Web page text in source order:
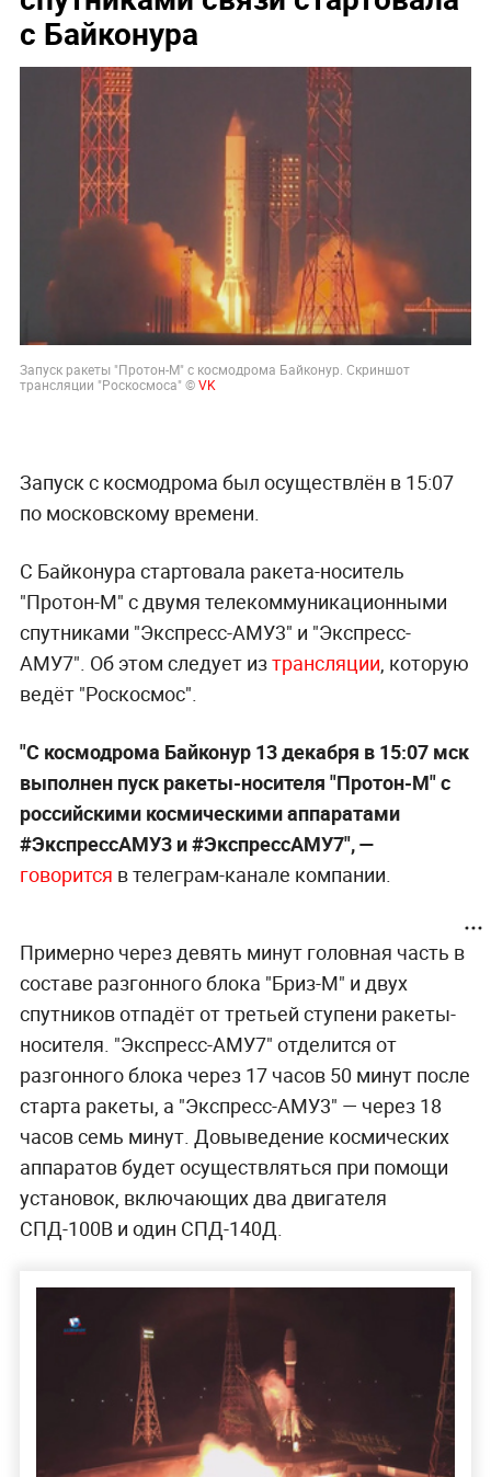
с Байконура
Запуск ракеты "Протон-М" с космодрома Байконур. Скриншот
трансляции "Роскосмоса" ©VK
Запуск с космодрома был осуществлён в 15:07
по московскому времени.
С Байконура стартовала ракета-носитель
"Протон-М" с двумя телекоммуникационными
спутниками "Экспресс-АМУ3" и "Экспресс-
АМУ7". Об этом следует изтрансляции, которую
ведёт "Роскосмос".
"С космодрома Байконур 13 декабря в 15:07 мск
выполнен пуск ракеты-носителя "Протон-М" с
российскими космическими аппаратами
#ЭкспрессАМУ3 и #ЭкспрессАМУ7", —
говорится в телеграм-канале компании.
Примерно через девять минут головная часть в
составе разгонного блока "Бриз-М" и двух
спутников отпадёт от третьей ступени ракеты-
носителя. "Экспресс-АМУ7" отделится от
разгонного блока через 17 часов 50 минут после
старта ракеты, а "Экспресс-АМУ3" — через 18
часов семь минут. Довыведение космических
аппаратов будет осуществляться при помощи
установок, включающих два двигателя
СПД-100В и один СПД-140Д.